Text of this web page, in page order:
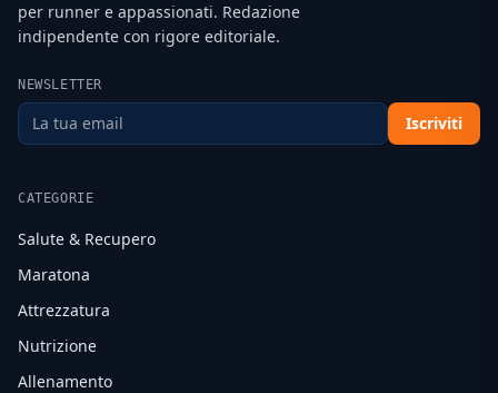
per runner e appassionati. Redazione
indipendente con rigore editoriale.
NEWSLETTER
Iscriviti
CATEGORIE
Salute & Recupero
Maratona
Attrezzatura
Nutrizione
Allenamento